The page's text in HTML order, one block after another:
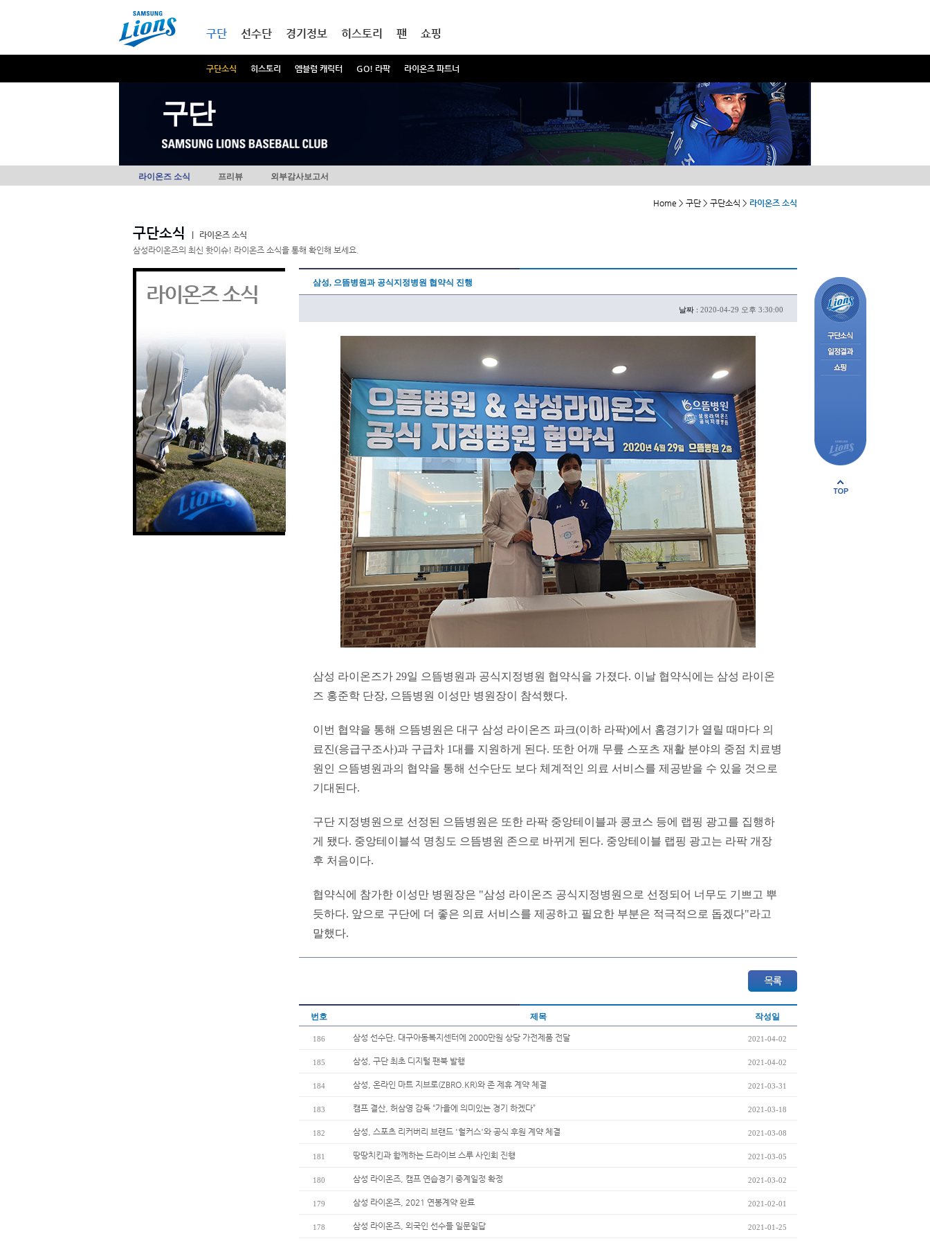
구단
구단소식 히스토리 엠블럼 캐릭터 GO! 라팍 라이온즈 파트너
선수단 경기정보 히스토리 팬 쇼핑
구단
라이온즈 소식 프리뷰 외부감사보고서
Home > 구단 > 구단소식 > 라이온즈 소식
구단소식
라이온즈 소식
삼성라이온즈의 최신 핫이슈! 라이온즈 소식을 통해 확인해 보세요.
라이온즈 소식 삼성, 으뜸병원과 공식지정병원 협약식 진행
날짜 : 2020-04-29 오후 3:30:00
삼성 라이온즈가 29일 으뜸병원과 공식지정병원 협약식을 가졌다. 이날 협약식에는 삼성 라이온
즈 홍준학 단장, 으뜸병원 이성만 병원장이 참석했다.
이번 협약을 통해 으뜸병원은 대구 삼성 라이온즈 파크(이하 라팍)에서 홈경기가 열릴 때마다 의
료진(응급구조사)과 구급차 1대를 지원하게 된다. 또한 어깨 무릎 스포츠 재활 분야의 중점 치료병
원인 으뜸병원과의 협약을 통해 선수단도 보다 체계적인 의료 서비스를 제공받을 수 있을 것으로
기대된다.
구단 지정병원으로 선정된 으뜸병원은 또한 라팍 중앙테이블과 콩코스 등에 랩핑 광고를 집행하
게 됐다. 중앙테이블석 명칭도 으뜸병원 존으로 바뀌게 된다. 중앙테이블 랩핑 광고는 라팍 개장
후 처음이다.
협약식에 참가한 이성만 병원장은 "삼성 라이온즈 공식지정병원으로 선정되어 너무도 기쁘고 뿌
듯하다. 앞으로 구단에 더 좋은 의료 서비스를 제공하고 필요한 부분은 적극적으로 돕겠다"라고
말했다.
번호 제목 작성일
186 삼성 선수단, 대구아동복지센터에 2000만원 상당 가전제품 전달 2021-04-02
185 삼성, 구단 최초 디지털 팬북 발행 2021-04-02
184 삼성, 온라인 마트 지브로(ZBRO.KR)와 존 제휴 계약 체결 2021-03-31
183 캠프 결산, 허삼영 감독 “가을에 의미있는 경기 하겠다” 2021-03-18
182 삼성, 스포츠 리커버리 브랜드 '헐커스'와 공식 후원 계약 체결 2021-03-08
181 땅땅치킨과 함께하는 드라이브 스루 사인회 진행 2021-03-05
180 삼성 라이온즈, 캠프 연습경기 중계일정 확정 2021-03-02
179 삼성 라이온즈, 2021 연봉계약 완료 2021-02-01
178 삼성 라이온즈, 외국인 선수들 일문일답 2021-01-25